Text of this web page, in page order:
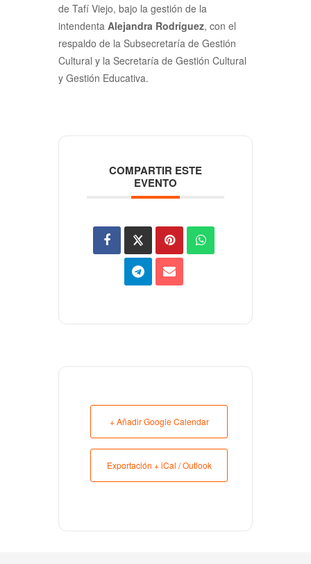
de Tafí Viejo, bajo la gestión de la
intendenta Alejandra Rodríguez, con el
respaldo de la Subsecretaría de Gestión
Cultural y la Secretaría de Gestión Cultural
y Gestión Educativa.
COMPARTIR ESTE
EVENTO
+ Añadir Google Calendar
Exportación + iCal / Outlook